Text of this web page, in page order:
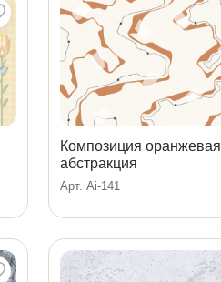
Композиция оранжевая
абстракция
Арт. Ai-141